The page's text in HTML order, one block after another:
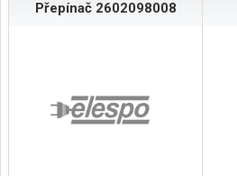
Přepínač 2602098008